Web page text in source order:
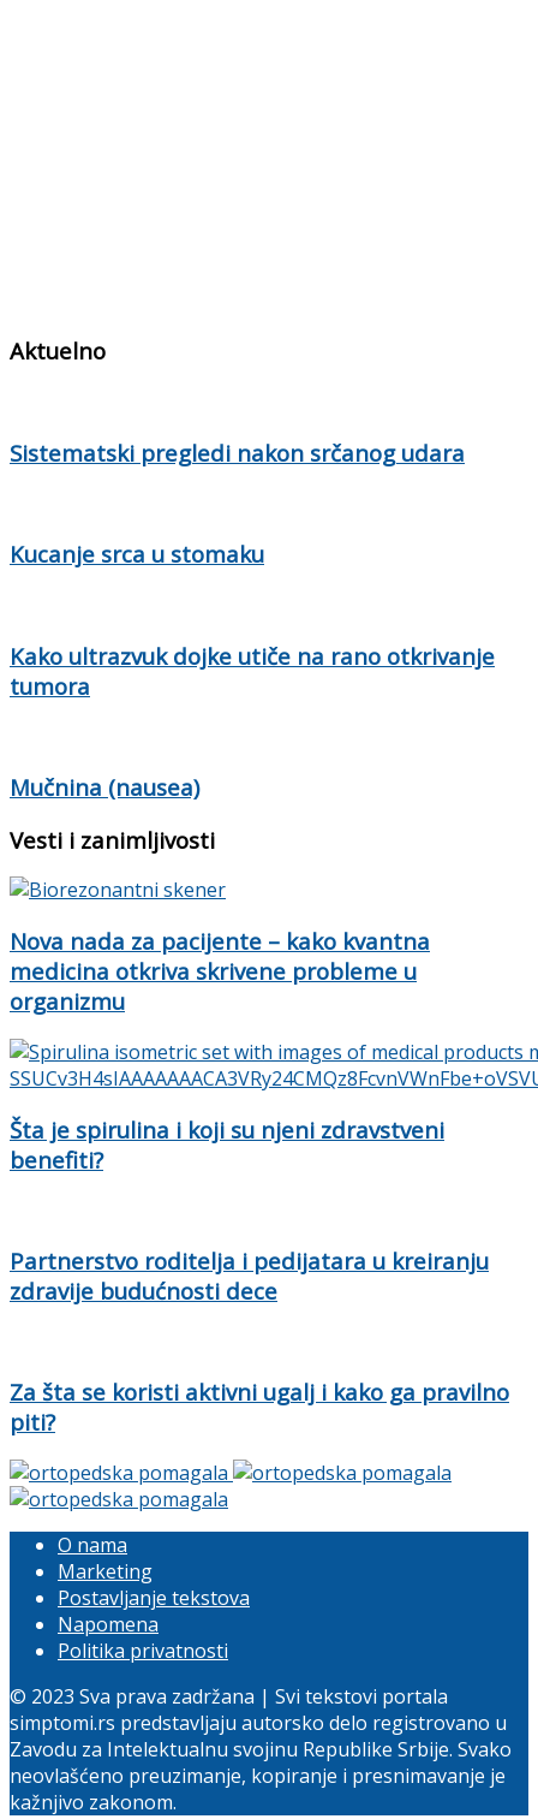
Aktuelno
Sistematski pregledi nakon srčanog udara
Kucanje srca u stomaku
Kako ultrazvuk dojke utiče na rano otkrivanje
tumora
Mučnina (nausea)
Vesti i zanimljivosti
Nova nada za pacijente – kako kvantna
medicina otkriva skrivene probleme u
organizmu
Šta je spirulina i koji su njeni zdravstveni
benefiti?
Partnerstvo roditelja i pedijatara u kreiranju
zdravije budućnosti dece
Za šta se koristi aktivni ugalj i kako ga pravilno
piti?
O nama
Marketing
Postavljanje tekstova
Napomena
Politika privatnosti
© 2023 Sva prava zadržana | Svi tekstovi portala
simptomi.rs predstavljaju autorsko delo registrovano u
Zavodu za Intelektualnu svojinu Republike Srbije. Svako
neovlašćeno preuzimanje, kopiranje i presnimavanje je
kažnjivo zakonom.